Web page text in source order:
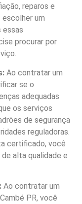
reparos e
um
essas
procurar por
Ao contratar um
se o
adequadas
os serviços
de segurança
reguladoras.
certificado, você
alta qualidade e
Ao contratar um
PR, você